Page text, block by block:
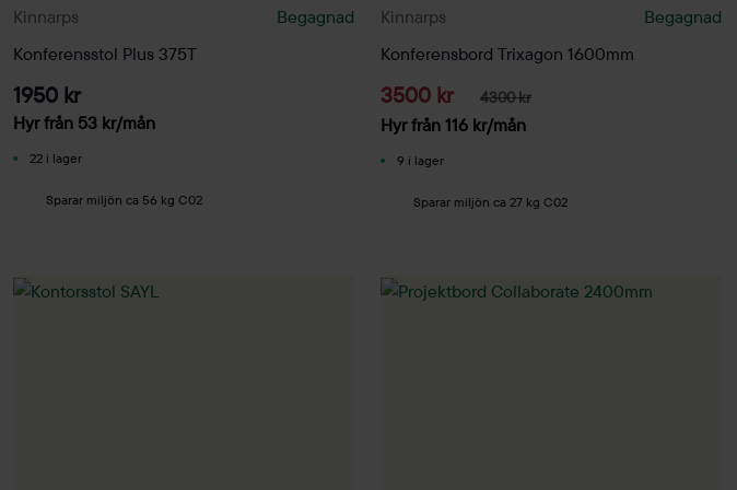
Kinnarps
Begagnad
Konferensstol Plus 375T
1950 kr
Hyr från 53 kr/mån
22 i lager
Sparar miljön ca 56 kg C02
Kinnarps
Begagnad
Konferensbord Trixagon 1600mm
3500 kr 4300 kr
Hyr från 116 kr/mån
9 i lager
Sparar miljön ca 27 kg C02